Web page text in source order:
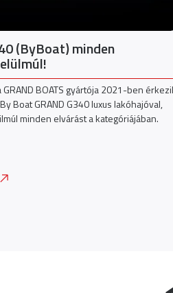
(ByBoat) minden
GRAND BOATS gyártója 2021-ben
Boat GRAND G340 luxus lakóhajóval,
minden elvárást a kategóriájában.